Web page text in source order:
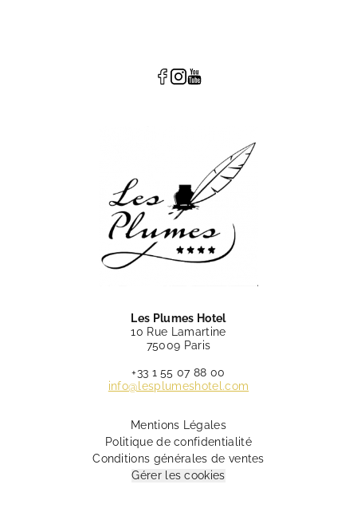
Les Plumes Hotel
10 Rue Lamartine
75009 Paris
+33 1 55 07 88 00
info@lesplumeshotel.com
Mentions Légales
Politique de confidentialité
Conditions générales de ventes
Gérer les cookies